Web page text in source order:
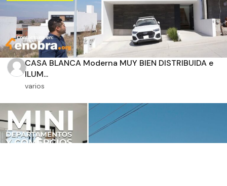
CASA BLANCA Moderna MUY BIEN DISTRIBUIDA e
ILUM...
varios